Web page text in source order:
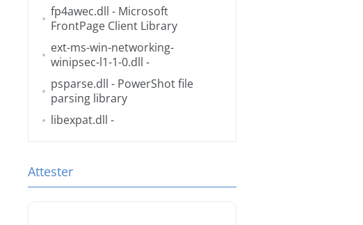
fp4awec.dll - Microsoft
FrontPage Client Library
ext-ms-win-networking-
winipsec-l1-1-0.dll -
psparse.dll - PowerShot file
parsing library
libexpat.dll -
Attester